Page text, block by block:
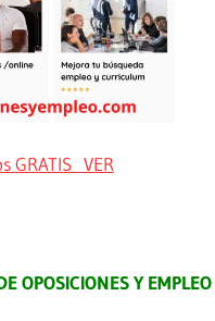
GRATIS VER
OPOSICIONES Y EMPLEO